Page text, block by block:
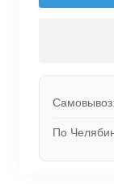
Самовывоз:
По